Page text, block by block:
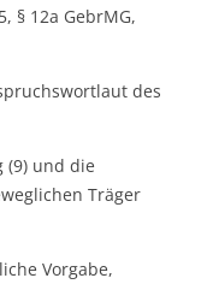
§ 12a GebrMG,
des
(9) und die
Träger
Vorgabe,